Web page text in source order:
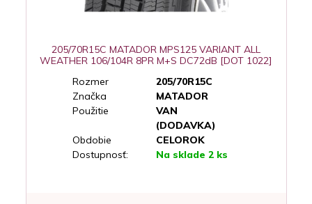
205/70R15C MATADOR MPS125 VARIANT ALL
WEATHER 106/104R 8PR M+S DC72dB [DOT 1022]
Rozmer
205/70R15C
Značka
MATADOR
Použitie
VAN
(DODAVKA)
Obdobie
CELOROK
Dostupnosť:
Na sklade 2 ks